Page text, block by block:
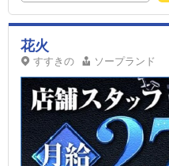
花火
すすきの ソープランド